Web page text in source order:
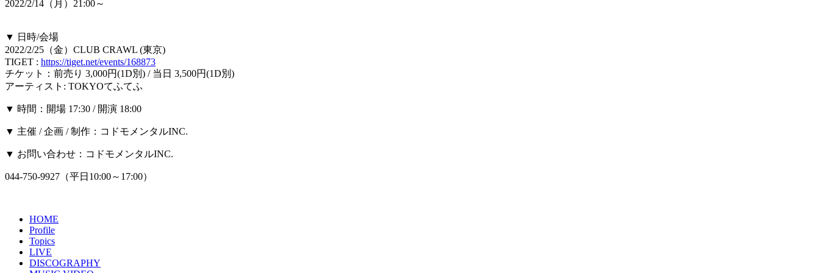
2022/2/14（月）21:00～
▼ 日時/会場
2022/2/25（金）CLUB CRAWL (東京)
TIGET : https://tiget.net/events/168873
チケット：前売り 3,000円(1D別) / 当日 3,500円(1D別)
アーティスト: TOKYOてふてふ
▼ 時間：開場 17:30 / 開演 18:00
▼ 主催 / 企画 / 制作：コドモメンタルINC.
▼ お問い合わせ：コドモメンタルINC.
044-750-9927（平日10:00～17:00）
HOME
Profile
Topics
LIVE
DISCOGRAPHY